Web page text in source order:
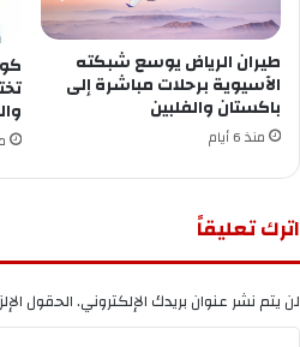
طيران الرياض يوسع شبكته
الآسيوية برحلات مباشرة إلى
باكستان والفلبين
منذ 6 أيام
اترك تعليقاً
لن يتم نشر عنوان بريدك الإلكتروني.الحقول